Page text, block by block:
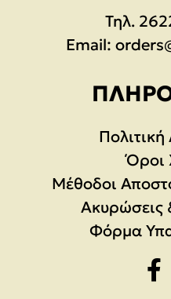
Τηλ.
Email:
Όροι
Μέθοδοι
Ακυρώσεις
Φόρμα